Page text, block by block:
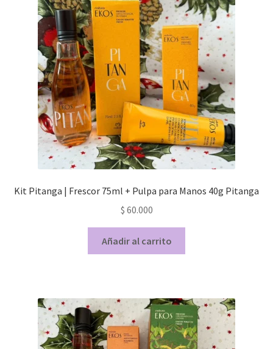
Kit Pitanga | Frescor 75ml + Pulpa para Manos 40g Pitanga
$ 60.000
Añadir al carrito